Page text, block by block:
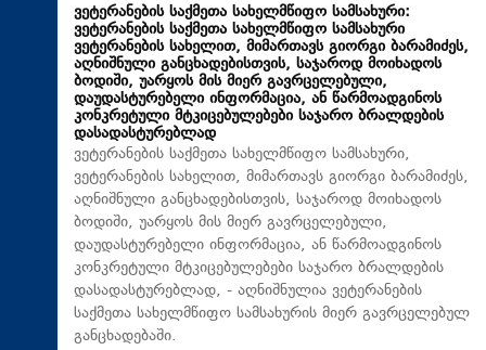
ვეტერანების საქმეთა სახელმწიფო სამსახური:
ვეტერანების საქმეთა სახელმწიფო სამსახური
ვეტერანების სახელით, მიმართავს გიორგი ბარამიძეს,
აღნიშნული განცხადებისთვის, საჯაროდ მოიხადოს
ბოდიში, უარყოს მის მიერ გავრცელებული,
დაუდასტურებელი ინფორმაცია, ან წარმოადგინოს
კონკრეტული მტკიცებულებები საჯარო ბრალდების
დასადასტურებლად
ვეტერანების საქმეთა სახელმწიფო სამსახური,
ვეტერანების სახელით, მიმართავს გიორგი ბარამიძეს,
აღნიშნული განცხადებისთვის, საჯაროდ მოიხადოს
ბოდიში, უარყოს მის მიერ გავრცელებული,
დაუდასტურებელი ინფორმაცია, ან წარმოადგინოს
კონკრეტული მტკიცებულებები საჯარო ბრალდების
დასადასტურებლად, - აღნიშნულია ვეტერანების
საქმეთა სახელმწიფო სამსახურის მიერ გავრცელებულ
განცხადებაში.